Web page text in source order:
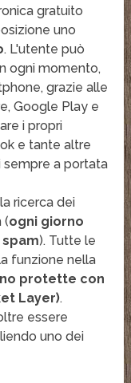
gratuito
uno
. L'utente può
ogni momento,
grazie alle
Google Play e
i propri
e tante altre
sempre a portata
ricerca dei
(ogni giorno
). Tutte le
funzione nella
protette con
Layer).
essere
uno dei